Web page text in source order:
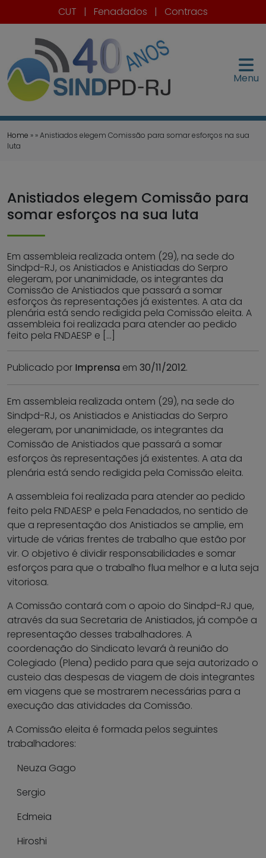
CUT | Fenadados | Contracs
Menu
Home » » Anistiados elegem Comissão para somar esforços na sua
luta
Anistiados elegem Comissão para
somar esforços na sua luta
Em assembleia realizada ontem (29), na sede do
Sindpd-RJ, os Anistiados e Anistiadas do Serpro
elegeram, por unanimidade, os integrantes da
Comissão de Anistiados que passará a somar
esforços às representações já existentes. A ata da
plenária está sendo redigida pela Comissão eleita. A
assembleia foi realizada para atender ao pedido
feito pela FNDAESP e […]
Publicado por Imprensa em 30/11/2012.
Em assembleia realizada ontem (29), na sede do
Sindpd-RJ, os Anistiados e Anistiadas do Serpro
elegeram, por unanimidade, os integrantes da
Comissão de Anistiados que passará a somar
esforços às representações já existentes. A ata da
plenária está sendo redigida pela Comissão eleita.
A assembleia foi realizada para atender ao pedido
feito pela FNDAESP e pela Fenadados, no sentido de
que a representação dos Anistiados se amplie, em
virtude de várias frentes de trabalho que estão por
vir. O objetivo é dividir responsabilidades e somar
esforços para que o trabalho flua melhor e a luta seja
vitoriosa.
A Comissão contará com o apoio do Sindpd-RJ que,
através da sua Secretaria de Anistiados, já compõe a
representação desses trabalhadores. A
coordenação do Sindicato levará à reunião do
Colegiado (Plena) pedido para que seja autorizado o
custeio das despesas de viagem de dois integrantes
em viagens que se mostrarem necessárias para a
execução das atividades da Comissão.
A Comissão eleita é formada pelos seguintes
trabalhadores:
Neuza Gago
Edmeia
Hiroshi